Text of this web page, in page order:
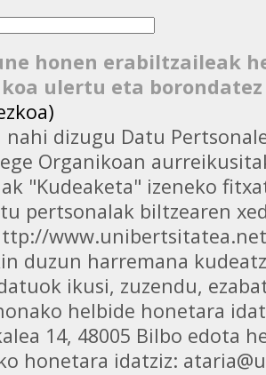
honen erabiltzaileak
ulertu eta
nahi dizugu Datu
Organikoan
"Kudeaketa" izeneko
pertsonalak biltzearen
duzun harremana
ikusi, zuzendu,
helbide honetara
14, 48005 Bilbo edota
honetara idatziz: